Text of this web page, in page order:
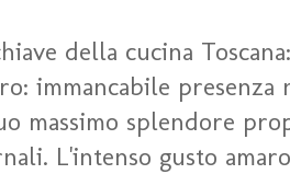
della cucina Toscana:
immancabile presenza
massimo splendore
L'intenso gusto